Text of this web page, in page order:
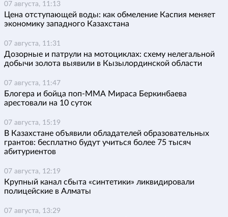
07 августа, 11:13
Цена отступающей воды: как обмеление Каспия меняет
экономику западного Казахстана
07 августа, 11:31
Дозорные и патрули на мотоциклах: схему нелегальной
добычи золота выявили в Кызылординской области
07 августа, 11:47
Блогера и бойца поп-ММА Мираса Беркинбаева
арестовали на 10 суток
07 августа, 15:19
В Казахстане объявили обладателей образовательных
грантов: бесплатно будут учиться более 75 тысяч
абитуриентов
07 августа, 12:19
Крупный канал сбыта «синтетики» ликвидировали
полицейские в Алматы
07 августа, 13:29